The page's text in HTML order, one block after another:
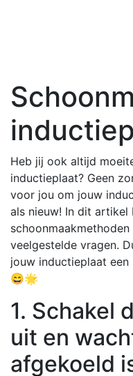
Heb jij ook altijd
inductieplaat? Geen
voor jou om jouw
als nieuw! In dit artikel
veelgestelde vragen.
jouw inductieplaat een
😄🌟
1. Schakel
uit en
afgekoeld